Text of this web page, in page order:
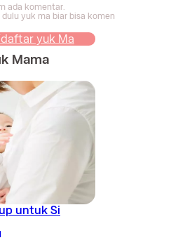
ada komentar.
yuk ma biar bisa komen
yuk Ma
Mama
untuk Si